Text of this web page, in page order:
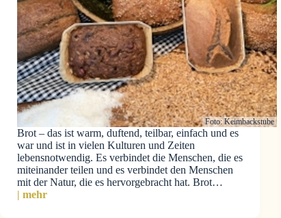
Foto: Keimbackstube
Brot – das ist warm, duftend, teilbar, einfach und es
war und ist in vielen Kulturen und Zeiten
lebensnotwendig. Es verbindet die Menschen, die es
miteinander teilen und es verbindet den Menschen
mit der Natur, die es hervorgebracht hat. Brot…
| mehr